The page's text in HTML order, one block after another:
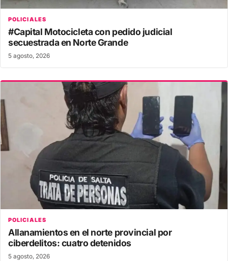
POLICIALES
#Capital Motocicleta con pedido judicial
secuestrada en Norte Grande
5 agosto, 2026
POLICIALES
Allanamientos en el norte provincial por
ciberdelitos: cuatro detenidos
5 agosto, 2026